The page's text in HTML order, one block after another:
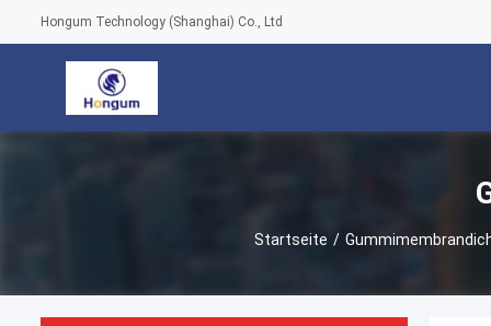
Hongum Technology (Shanghai) Co., Ltd
Startseite /